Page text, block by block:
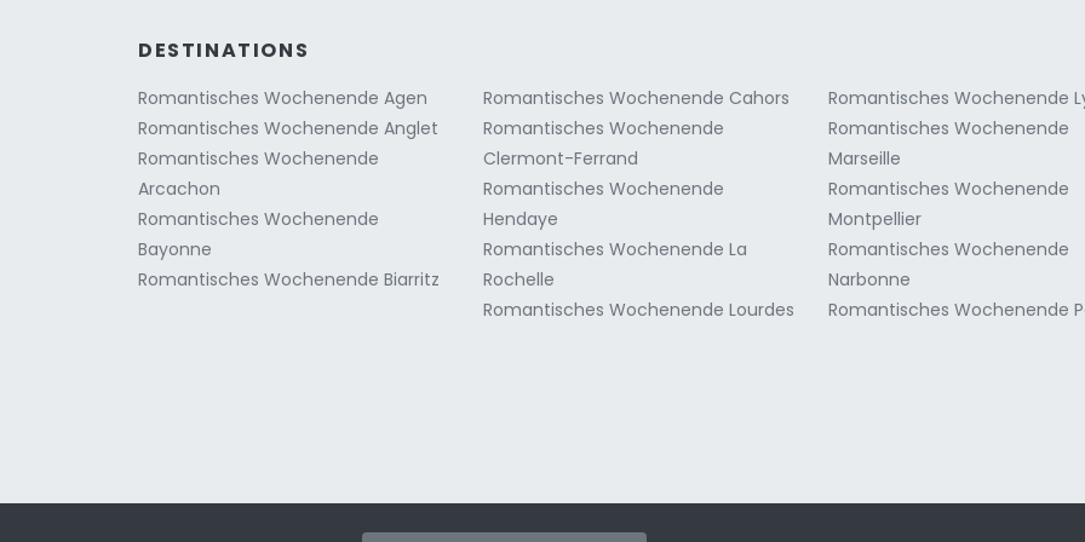
DESTINATIONS
Romantisches Wochenende Agen
Romantisches Wochenende Anglet
Romantisches Wochenende
Arcachon
Romantisches Wochenende
Bayonne
Romantisches Wochenende Biarritz
Romantisches Wochenende Cahors
Romantisches Wochenende
Clermont-Ferrand
Romantisches Wochenende
Hendaye
Romantisches Wochenende La
Rochelle
Romantisches Wochenende Lourdes
Romantisches Wochenende
Romantisches Wochenende
Marseille
Romantisches Wochenende
Montpellier
Romantisches Wochenende
Narbonne
Romantisches Wochenende